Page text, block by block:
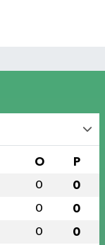
O P
0 0
0 0
0 0